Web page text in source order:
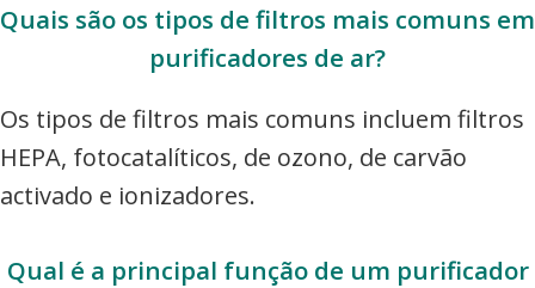
Quais são os tipos de filtros mais comuns em
purificadores de ar?
Os tipos de filtros mais comuns incluem filtros
HEPA, fotocatalíticos, de ozono, de carvão
activado e ionizadores.
Qual é a principal função de um purificador